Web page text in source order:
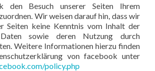
den Besuch unserer Seiten Ihrem
Wir weisen darauf hin, dass wir
Seiten keine Kenntnis vom Inhalt der
sowie deren Nutzung durch
Weitere Informationen hierzu finden
von facebook unter
policy.php